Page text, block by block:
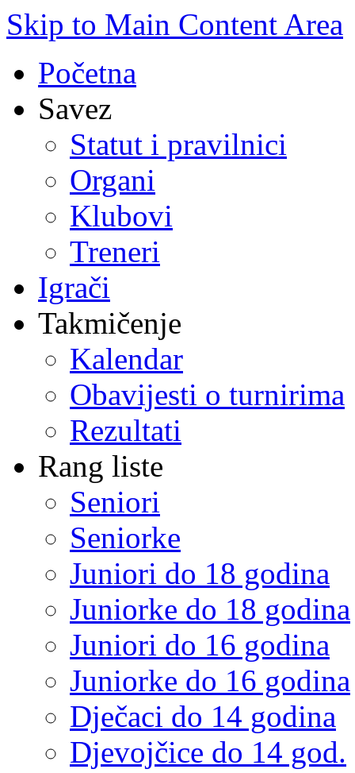
Skip to Main Content Area
Početna
Savez
Statut i pravilnici
Organi
Klubovi
Treneri
Igrači
Takmičenje
Kalendar
Obavijesti o turnirima
Rezultati
Rang liste
Seniori
Seniorke
Juniori do 18 godina
Juniorke do 18 godina
Juniori do 16 godina
Juniorke do 16 godina
Dječaci do 14 godina
Djevojčice do 14 god.